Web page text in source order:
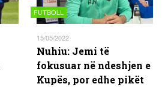
FUTBOLL
15/05/2022
Nuhiu: Jemi të
fokusuar në ndeshjen e
Kupës, por edhe pikët